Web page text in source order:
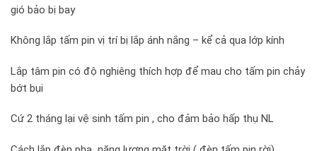
gió bảo bị bay
Không lắp tấm pin vị trí bị lắp ánh nắng – kể cả qua lớp kính
Lắp tâm pin có độ nghiêng thích hợp để mau cho tấm pin chảy
bớt bụi
Cứ 2 tháng lại vệ sinh tấm pin , cho đảm bảo hấp thụ NL